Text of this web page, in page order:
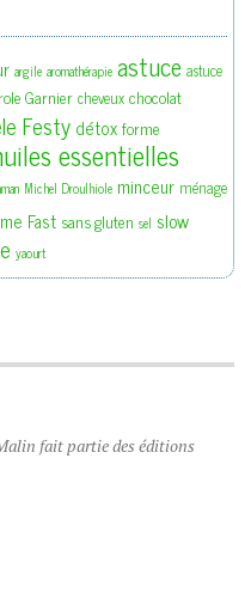
argile aromathérapie astuce astuce
Garnier cheveux chocolat
Festy détoxforme
essentielles
Michel Droulhiole minceur ménage
Fast sans gluten sel slow
yaourt
fait partie des éditions